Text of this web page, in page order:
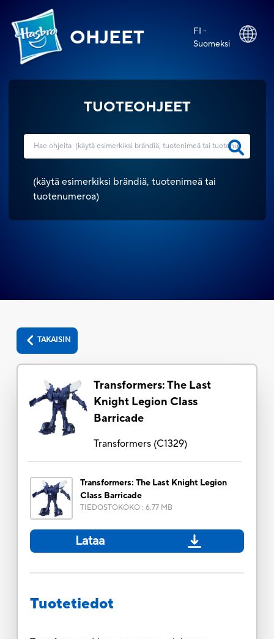
OHJEET
FI -
Suomeksi
TUOTEOHJEET
(käytä esimerkiksi brändiä, tuotenimeä tai
tuotenumeroa)
TAKAISIN
Transformers: The Last
Knight Legion Class
Barricade
Transformers(C1329)
Transformers: The Last Knight Legion
Class Barricade
TIEDOSTOKOKO: 6.77 MB
Lataa
Tuotetiedot